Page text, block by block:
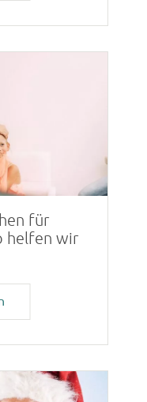
für
helfen wir